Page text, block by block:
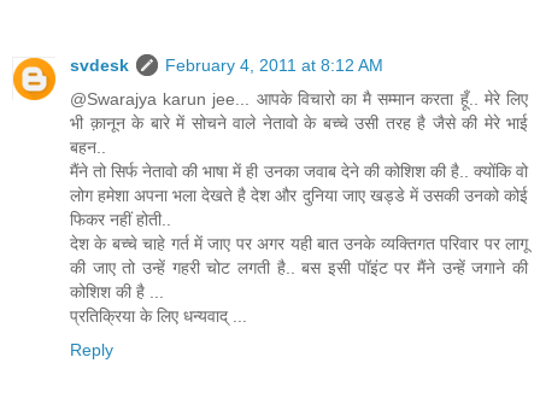
svdesk
February 4, 2011 at 8:12 AM
@Swarajya karun jee... आपके विचारो का मै सम्मान करता हूँ.. मेरे लिए
भी क़ानून के बारे में सोचने वाले नेतावो के बच्चे उसी तरह है जैसे की मेरे भाई
बहन..
मैंने तो सिर्फ नेतावो की भाषा में ही उनका जवाब देने की कोशिश की है.. क्योंकि वो
लोग हमेशा अपना भला देखते है देश और दुनिया जाए खड्डे में उसकी उनको कोई
फिकर नहीं होती..
देश के बच्चे चाहे गर्त में जाए पर अगर यही बात उनके व्यक्तिगत परिवार पर लागू
की जाए तो उन्हें गहरी चोट लगती है.. बस इसी पॉइंट पर मैंने उन्हें जगाने की
कोशिश की है ...
प्रतिक्रिया के लिए धन्यवाद् ...
Reply